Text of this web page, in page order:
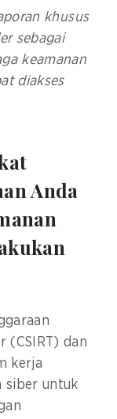
khusus
sebagai
keamanan
diakses
Anda
(CSIRT) dan
kerja
siber untuk